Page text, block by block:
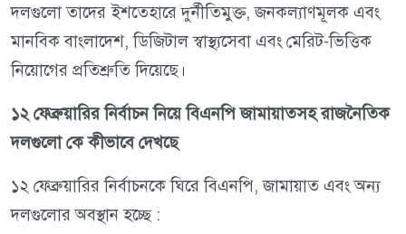
দলগুলো তাদের ইশতেহারে দুর্নীতিমুক্ত, জনকল্যাণমূলক এবং
মানবিক বাংলাদেশ, ডিজিটাল স্বাস্থ্যসেবা এবং মেরিট-ভিত্তিক
নিয়োগের প্রতিশ্রুতি দিয়েছে।
১২ ফেব্রুয়ারির নির্বাচন নিয়ে বিএনপি জামায়াতসহ রাজনৈতিক
দলগুলো কে কীভাবে দেখছে
১২ ফেব্রুয়ারির নির্বাচনকে ঘিরে বিএনপি, জামায়াত এবং অন্য
দলগুলোর অবস্থান হচ্ছে :